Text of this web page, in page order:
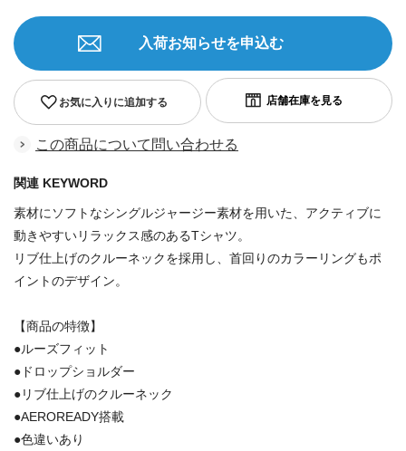
お気に入りに追加する
入荷お知らせを申込む
この商品について問い合わせる
関連 KEYWORD
素材にソフトなシングルジャージー素材を用いた、アクティブに
動きやすいリラックス感のあるTシャツ。
リブ仕上げのクルーネックを採用し、首回りのカラーリングもポ
イントのデザイン。
【商品の特徴】
●ルーズフィット
●ドロップショルダー
●リブ仕上げのクルーネック
●AEROREADY搭載
●色違いあり